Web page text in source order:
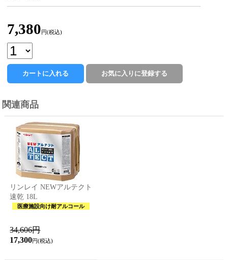
7,380 円(税込)
関連商品
リンレイ NEWアルテクト
速乾 18L
医療施設向け耐アルコール
34,606円
17,300円(税込)